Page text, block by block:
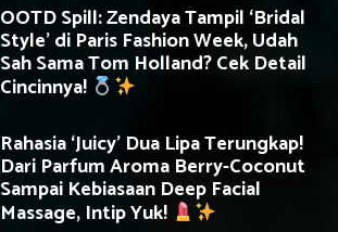
OOTD Spill: Zendaya Tampil ‘Bridal
Style’ di Paris Fashion Week, Udah
Sah Sama Tom Holland? Cek Detail
Cincinnya!
Rahasia ‘Juicy’ Dua Lipa Terungkap!
Dari Parfum Aroma Berry-Coconut
Sampai Kebiasaan Deep Facial
Massage, Intip Yuk!